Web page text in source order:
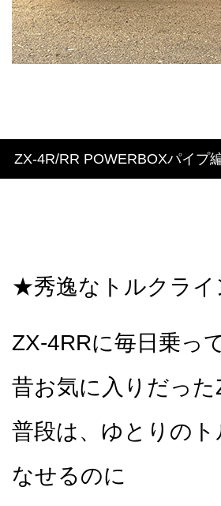
ZX-4R/RR POWERBOXパイプ
★秀逸なトルクラ
ZX-4RRに毎日乗っ
昔お気に入りだっ
普段は、ゆとりの
なせるのに